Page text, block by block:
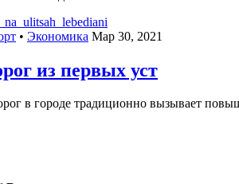
• Экономика Мар 30, 2021
из первых уст
в городе традиционно вызывает